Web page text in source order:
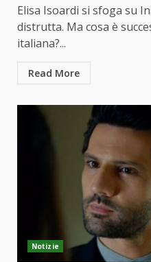
Elisa Isoardi si sfoga su
distrutta. Ma cosa è
italiana?...
Read More
Notizie